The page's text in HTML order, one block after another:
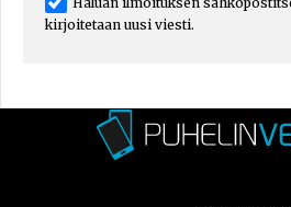
kirjoitetaan uusi viesti.